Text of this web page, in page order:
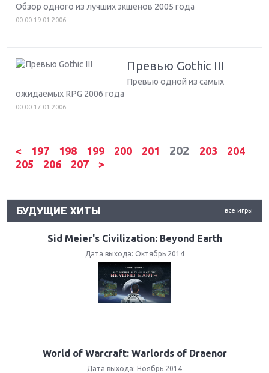
Обзор одного из лучших экшенов 2005 года
00:00 19.01.2006
Превью Gothic III
Превью одной из самых
ожидаемых RPG 2006 года
00:00 17.01.2006
< 197 198 199 200 201 202 203
204
205
206 207 >
БУДУЩИЕ ХИТЫ все игры
Sid Meier's Civilization: Beyond Earth
Дата выхода: Октябрь 2014
World of Warcraft: Warlords of Draenor
Дата выхода: Ноябрь 2014